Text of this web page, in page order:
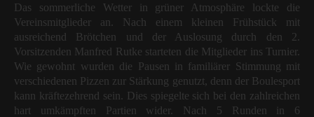
Das sommerliche Wetter in grüner Atmosphäre lockte die
Vereinsmitglieder an. Nach einem kleinen Frühstück mit
ausreichend Brötchen und der Auslosung durch den 2.
Vorsitzenden Manfred Rutke starteten die Mitglieder ins Turnier.
Wie gewohnt wurden die Pausen in familiärer Stimmung mit
verschiedenen Pizzen zur Stärkung genutzt, denn der Boulesport
kann kräftezehrend sein. Dies spiegelte sich bei den zahlreichen
hart umkämpften Partien wider. Nach 5 Runden in 6